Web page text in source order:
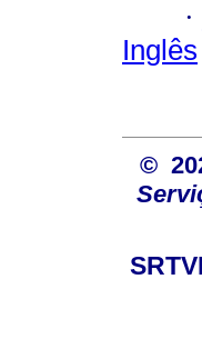
·
Inglês
©